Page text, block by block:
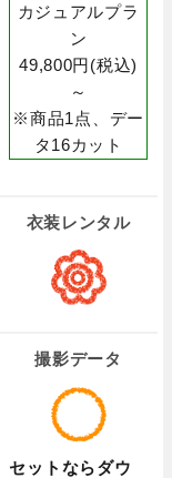
カジュアルプラ
ン
49,800円(税込)
～
※商品1点、デー
タ16カット
衣装レンタル
撮影データ
セットならダウ